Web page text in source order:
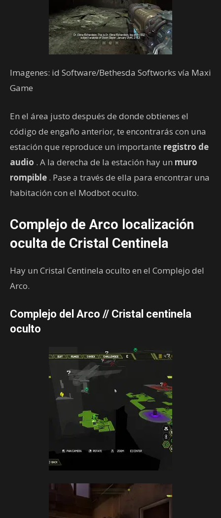
Imagenes: id Software/Bethesda Softworks vía Maxi
Game
En el área justo después de donde obtienes el
código de engaño anterior, te encontrarás con una
estación que reproduce un importante registro de
audio . A la derecha de la estación hay un muro
rompible . Pase a través de ella para encontrar una
habitación con el Modbot oculto.
Complejo de Arco localización
oculta de Cristal Centinela
Hay un Cristal Centinela oculto en el Complejo del
Arco.
Complejo del Arco // Cristal centinela
oculto